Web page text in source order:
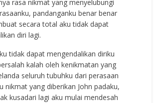
rasa nikmat yang menyelubungi
pandanganku benar benar
secara total aku tidak dapat
diri lagi.
tidak dapat mengendalikan diriku
kalah oleh kenikmatan yang
seluruh tubuhku dari perasaan
nikmat yang diberikan John padaku,
kusadari lagi aku mulai mendesah